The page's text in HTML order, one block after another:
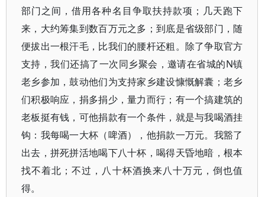
部门之间，借用各种名目争取扶持款项；几天跑下
来，大约筹集到数百万元之多；到底是省级部门，随
便拔出一根汗毛，比我们的腰杆还粗。除了争取官方
支持，我们还搞了一次同乡聚会，邀请在省城的N镇
老乡参加，鼓动他们为支持家乡建设慷慨解囊；老乡
们积极响应，捐多捐少，量力而行；有一个搞建筑的
老板挺有钱，可他捐款有一个条件，就是与我喝酒挂
钩：我每喝一大杯（啤酒），他捐款一万元。我豁了
出去，拼死拼活地喝下八十杯，喝得天昏地暗，根本
找不着北；不过，八十杯酒换来八十万元，倒也值
得。